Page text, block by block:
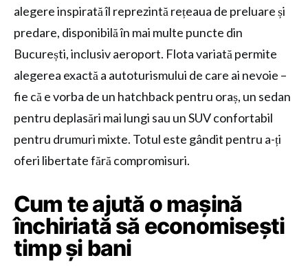
alegere inspirată îl reprezintă rețeaua de preluare și
predare, disponibilă în mai multe puncte din
București, inclusiv aeroport. Flota variată permite
alegerea exactă a autoturismului de care ai nevoie –
fie că e vorba de un hatchback pentru oraș, un sedan
pentru deplasări mai lungi sau un SUV confortabil
pentru drumuri mixte. Totul este gândit pentru a-ți
oferi libertate fără compromisuri.
Cum te ajută o mașină
închiriată să economisești
timp și bani